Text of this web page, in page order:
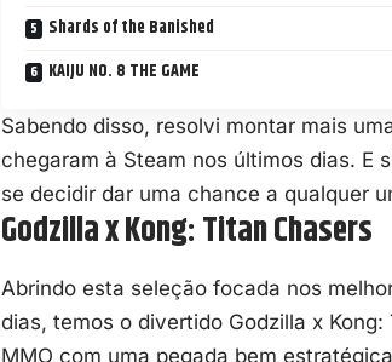
Shards of the Banished
KAIJU NO. 8 THE GAME
Sabendo disso, resolvi montar mais
chegaram à Steam nos últimos dias. E
se decidir dar uma chance a qualquer
Godzilla x Kong: Titan Chasers
Abrindo esta seleção focada nos
dias, temos o divertido Godzilla x
MMO com uma pegada bem